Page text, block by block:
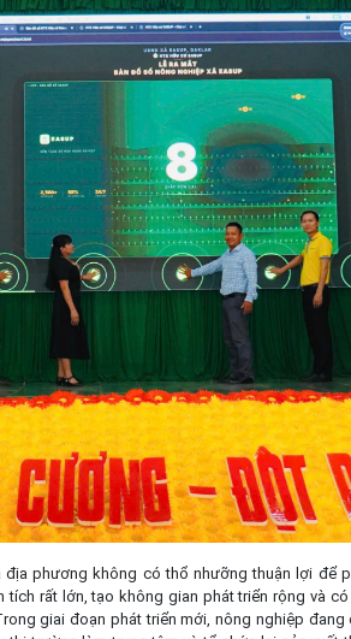
phương không có thổ nhưỡng thuận lợi để
rất lớn, tạo không gian phát triển rộng và
giai đoạn phát triển mới, nông nghiệp đang